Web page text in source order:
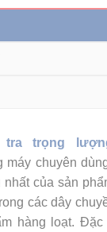
tra trọng
máy chuyên
nhất của sản
các dây
hàng loạt.